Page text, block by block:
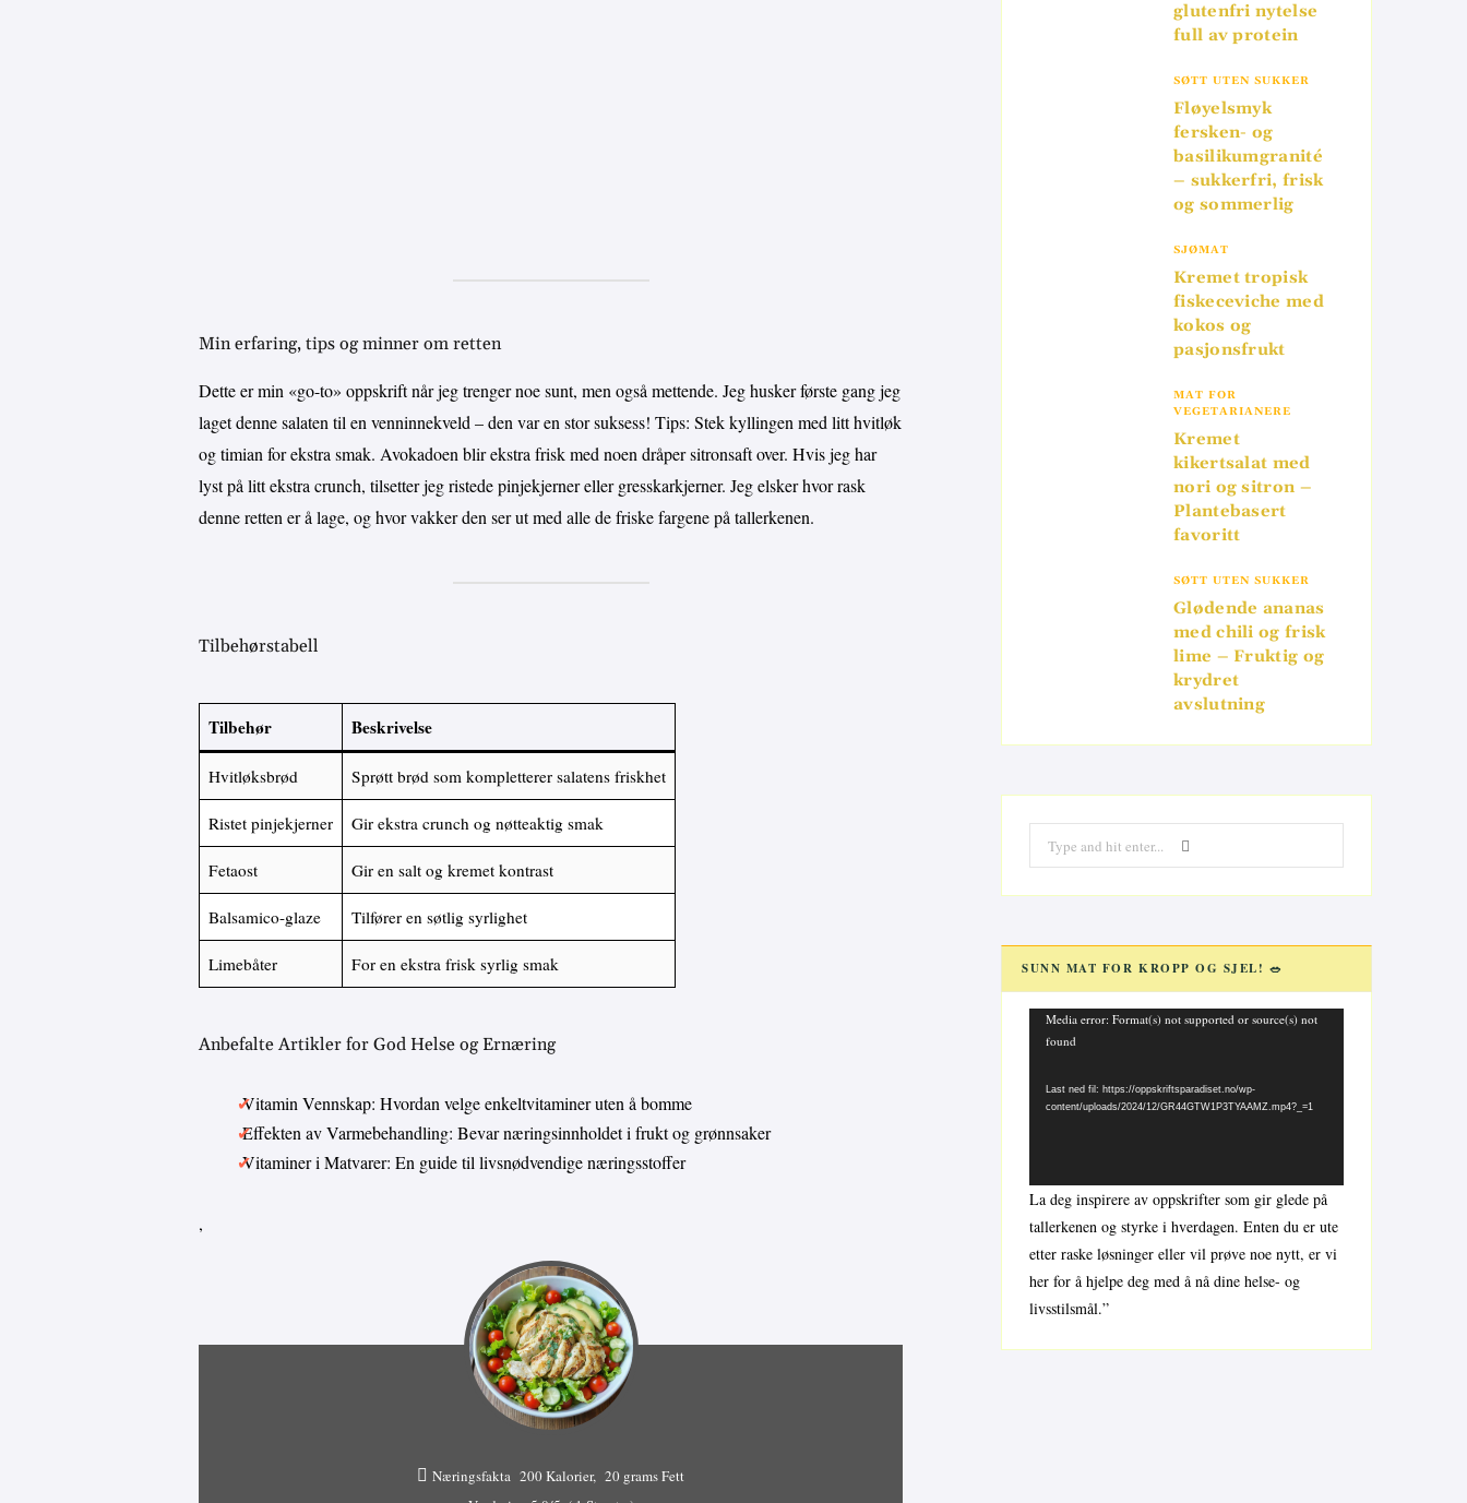
Min erfaring, tips og minner om retten
Dette er min «go-to» oppskrift når jeg trenger noe sunt, men også mettende. Jeg husker første gang jeg
laget denne salaten til en venninnekveld – den var en stor suksess! Tips: Stek kyllingen med litt hvitløk
og timian for ekstra smak. Avokadoen blir ekstra frisk med noen dråper sitronsaft over. Hvis jeg har
lyst på litt ekstra crunch, tilsetter jeg ristede pinjekjerner eller gresskarkjerner. Jeg elsker hvor rask
denne retten er å lage, og hvor vakker den ser ut med alle de friske fargene på tallerkenen.
Tilbehørstabell
Tilbehør Beskrivelse
Hvitløksbrød Sprøtt brød som kompletterer salatens friskhet
Ristet pinjekjerner Gir ekstra crunch og nøtteaktig smak
Fetaost Gir en salt og kremet kontrast
Balsamico-glaze Tilfører en søtlig syrlighet
Limebåter For en ekstra frisk syrlig smak
Anbefalte Artikler for God Helse og Ernæring
Vitamin Vennskap: Hvordan velge enkeltvitaminer uten å bomme
Effekten av Varmebehandling: Bevar næringsinnholdet i frukt og grønnsaker
Vitaminer i Matvarer: En guide til livsnødvendige næringsstoffer
,
Næringsfakta 200 Kalorier
20 grams Fett
glutenfri nytelse
full av protein
SØTT UTEN SUKKER
Fløyelsmyk
fersken- og
basilikumgranité
– sukkerfri, frisk
og sommerlig
SJØMAT
Kremet tropisk
fiskeceviche med
kokos og
pasjonsfrukt
MAT FOR
VEGETARIANERE
Kremet
kikertsalat med
nori og sitron –
Plantebasert
favoritt
SØTT UTEN SUKKER
Glødende ananas
med chili og frisk
lime – Fruktig og
krydret
avslutning
for:
SUNN MAT FOR KROPP OG SJEL! 🥗
Videoavspiller
Media error: Format(s) not supported or source(s) not
found
Last ned fil: https://oppskriftsparadiset.no/wp-
content/uploads/2024/12/GR44GTW1P3TYAAMZ.mp4?_=1
La deg inspirere av oppskrifter som gir glede på
tallerkenen og styrke i hverdagen. Enten du er ute
etter raske løsninger eller vil prøve noe nytt, er vi
her for å hjelpe deg med å nå dine helse- og
livsstilsmål.”